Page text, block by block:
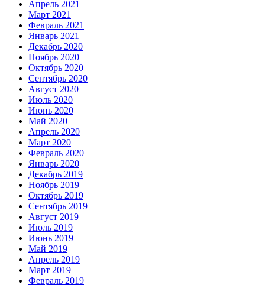
Апрель 2021
Март 2021
Февраль 2021
Январь 2021
Декабрь 2020
Ноябрь 2020
Октябрь 2020
Сентябрь 2020
Август 2020
Июль 2020
Июнь 2020
Май 2020
Апрель 2020
Март 2020
Февраль 2020
Январь 2020
Декабрь 2019
Ноябрь 2019
Октябрь 2019
Сентябрь 2019
Август 2019
Июль 2019
Июнь 2019
Май 2019
Апрель 2019
Март 2019
Февраль 2019